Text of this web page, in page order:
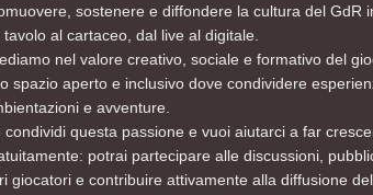
sostenere e diffondere la cultura del GdR
tavolo al cartaceo, dal live al digitale.
nel valore creativo, sociale e formativo del
spazio aperto e inclusivo dove condividere
e avventure.
condividi questa passione e vuoi aiutarci a far
potrai partecipare alle discussioni,
giocatori e contribuire attivamente alla diffusione del